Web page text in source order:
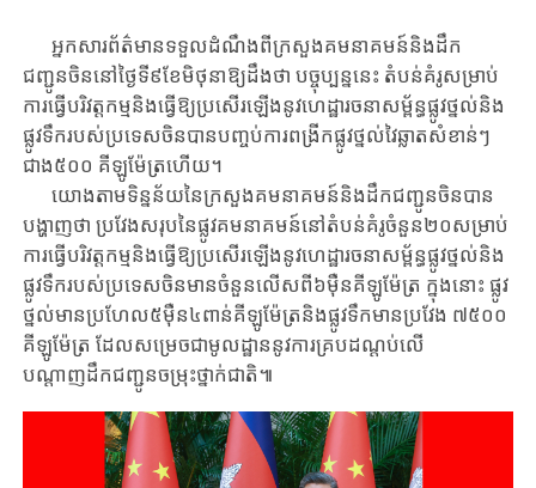
អ្នកសារ​ព័ត៌មានទទួល​ដំណឹង​ពីក្រសួងគមនាគមន៍​និង​ដឹក
ជញ្ជូនចិន​នៅថ្ងៃទី៩​ខែ​មិថុ​នា​ឱ្យ​ដឹងថា បច្ចុប្បន្ននេះ តំបន់គំរូ​សម្រាប់
ការធ្វើ​បរិវត្តកម្ម​​និងធ្វើឱ្យប្រសើរឡើង​នូវ​ហេ​ដ្ឋា​រចនាសម្ព័ន្ធ​ផ្លូវ​ថ្នល់​និង
ផ្លូវទឹករបស់ប្រទេសចិន​​បានបញ្ចប់ការពង្រីកផ្លូវ​ថ្នល់​វៃ​ឆ្លាត​សំ​ខា​ន់​ៗ​
ជាង៥០០ គីឡូម៉ែត្រហើយ។
យោងតាមទិន្នន័យនៃ​ក្រសួងគមនាគមន៍​និង​ដឹកជញ្ជូនចិន​បាន​
បង្ហាញ​ថា​ ប្រវែង​សរុប​នៃផ្លូវ​គមនាគមន៍​នៅ​តំបន់គំរូ​ចំនួន​២០​សម្រាប់
ការធ្វើ​បរិវត្តកម្ម​​និងធ្វើឱ្យប្រសើរឡើង​នូវ​ហេ​ដ្ឋា​រច​នា​សម្ព័ន្ធ​ផ្លូវ​ថ្នល់​និង​
ផ្លូវទឹករបស់ប្រទេសចិនមាន​ចំនួន​​លើសពី៦​ម៉ឺន​គីឡូម៉ែត្រ ក្នុង​នោះ ផ្លូវ
ថ្នល់​មាន​ប្រហែល៥​ម៉ឺន​៤​ពាន់គីឡូម៉ែត្រនិងផ្លូវទឹក​មាន​​ប្រវែង ៧៥០០​
គីឡូ​ម៉ែ​ត្រ ដែល​សម្រេច​ជា​មូល​ដ្ឋាន​នូវ​ការ​គ្របដណ្តប់លើ
បណ្តាញដឹកជញ្ជូន​ចម្រុះ​ថ្នាក់​ជាតិ៕